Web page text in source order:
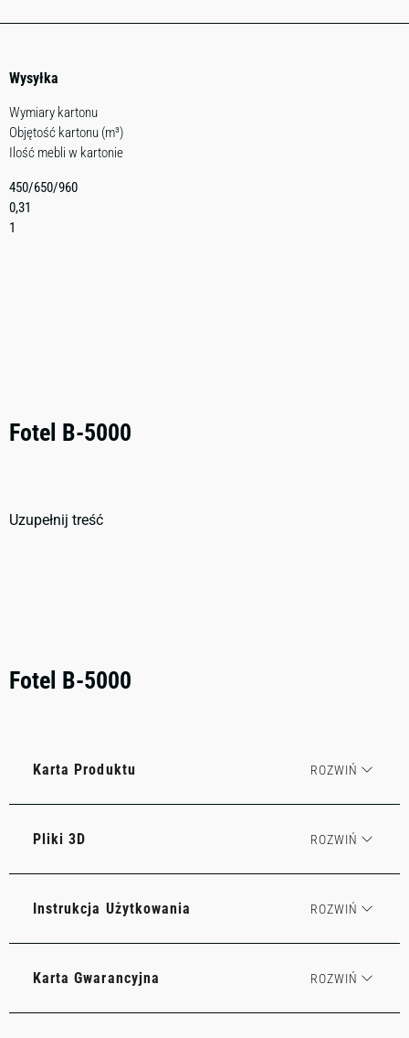
Wysyłka
Wymiary kartonu
Objętość kartonu (m³)
Ilość mebli w kartonie
450/650/960
0,31
1
Fotel B-5000
Uzupełnij treść
Fotel B-5000
Karta Produktu
Pliki 3D
Instrukcja Użytkowania
Karta Gwarancyjna